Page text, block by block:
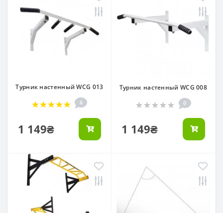
Турник настенный WCG 013
6
1 149₴
Турник настенный WCG 008
0
1 149₴